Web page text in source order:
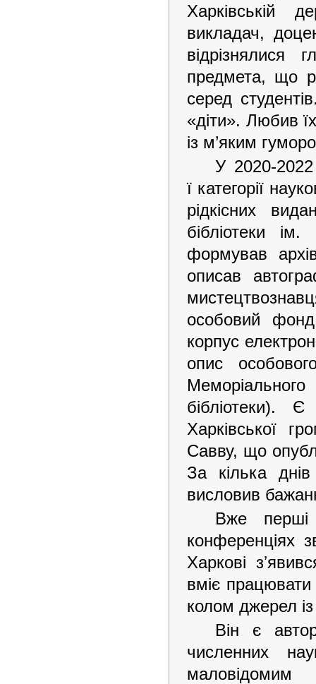
Харківській
викладач,
відрізнялися
предмета, що
серед
«діти». Любив
із м’яким
У 2020-
ї категорії
рідкісних
бібліотеки
формував
описав
особовий
корпус
опис
бібліотеки).
Харківської
Савву, що
За кілька
висловив
Вже перші
конференціях
Харкові
вміє
колом джерел із
Він є
численних